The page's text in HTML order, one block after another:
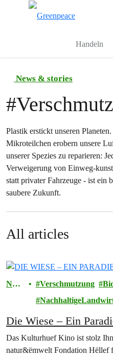
Handeln
News & stories
#
Plastik erstickt unseren
Mikroteilchen erobern unsere
unserer Spezies zu reparieren:
Verweigerung von Einweg-
statt privater Fahrzeuge - ist ein
saubere Zukunft.
All articles
Natu
Verschmutzung
Die Wiese – Ein
Das Kulturhuef Kino ist stolz
natur&ëmwelt Fondation Hëllef